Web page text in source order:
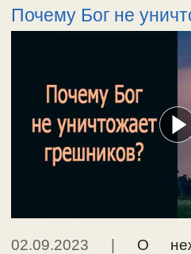
Почему Бог не
02.09.2023 | О